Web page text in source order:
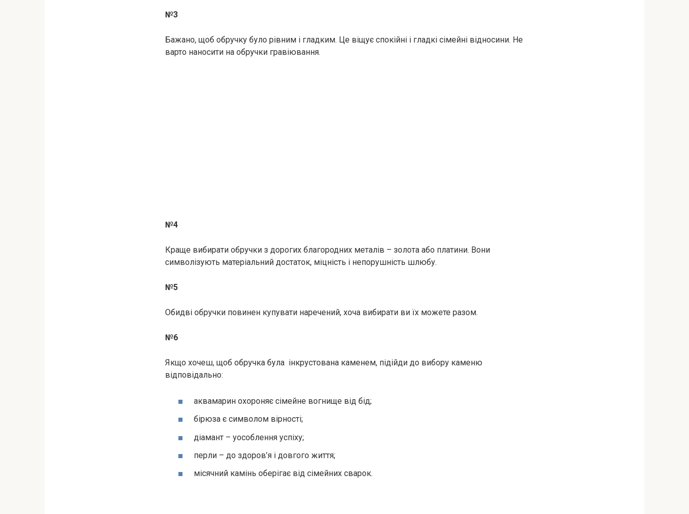
№3
Бажано, щоб обручку було рівним і гладким. Це віщує спокійні і гладкі сімейні відносини. Не
варто наносити на обручки гравіювання.
№4
Краще вибирати обручки з дорогих благородних металів – золота або платини. Вони
символізують матеріальний достаток, міцність і непорушність шлюбу.
№5
Обидві обручки повинен купувати наречений, хоча вибирати ви їх можете разом.
№6
Якщо хочеш, щоб обручка була інкрустована каменем, підійди до вибору каменю
відповідально:
аквамарин охороняє сімейне вогнище від бід;
бірюза є символом вірності;
діамант – уособлення успіху;
перли – до здоров’я і довгого життя;
місячний камінь оберігає від сімейних сварок.